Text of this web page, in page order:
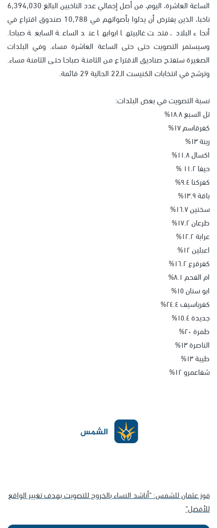
الساعة العاشرة، اليوم، من أصل إجمالي عدد الناخبين البالغ 6,394,030
ناخبا، الذين يفترض أن يدلوا بأصواتهم في 10,788 صندوق اقتراع في
أنحاء البلاد، فتحت غالبيتها ابوابها عند الساعة السابعة صباحا.
وسيستمر التصويت حتى حتى الساعة العاشرة مساء. وفي البلدات
الصغيرة ستفتح صناديق الاقتراع من الثامنة صباحا حتى الثامنة مساء.
وترشح في انتخابات الكنيست الـ22 الحالية 29 قائمة.
نسبة التصويت في بعض البلدات:
تل السبع ١٨.٨%
كفرقاسم ١٧%
رينة ١٣%
اكسال ١١.٨%
حيفا ١١.٢ %
كفركنا ٩.٤%
باقة ١٣.٩%
سخنين ١٦.٧%
طرعان ١٧.٢%
عرابة ١٢.٢%
اعبلين ١٢%
كفرقرع ١٦.٢%
ام الفحم ٨.١%
ابو سنان ١٥%
كفرياسيف ٢٤.٤%
جديدة ١٥.٤%
طمرة ٢٠%
الناصرة ١٣%
طيبة ١٣%
شفاعمرو ١٢%
فوز عثمان للشمس: "أناشد النساء بالخروج للتصويت بهدف تغيير الواقع
للأفضل"